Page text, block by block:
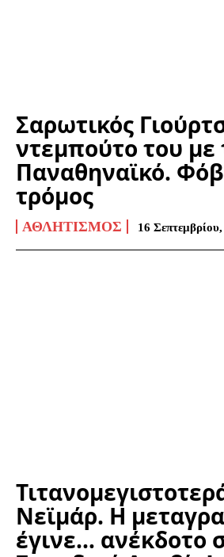
Σαρωτικός
ντεμπούτο του με
Παναθηναϊκό.
τρόμος
ΑΘΛΗΤΙΣΜΌΣ 16
Νεϊμάρ. Η
έγινε… ανέκδοτο